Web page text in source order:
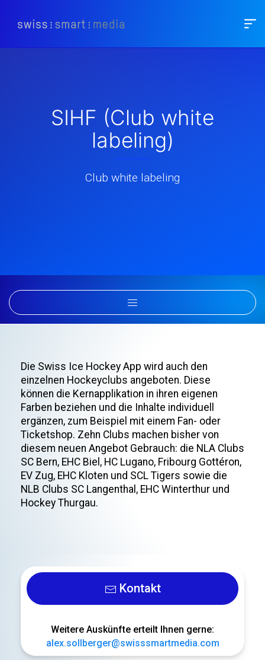
SIHF (Club white
labeling)
Club white labeling
Die Swiss Ice Hockey App wird auch den
einzelnen Hockeyclubs angeboten. Diese
können die Kernapplikation in ihren eigenen
Farben beziehen und die Inhalte individuell
ergänzen, zum Beispiel mit einem Fan- oder
Ticketshop. Zehn Clubs machen bisher von
diesem neuen Angebot Gebrauch: die NLA Clubs
SC Bern, EHC Biel, HC Lugano, Fribourg Gottéron,
EV Zug, EHC Kloten und SCL Tigers sowie die
NLB Clubs SC Langenthal, EHC Winterthur und
Hockey Thurgau.
Kontakt
Weitere Auskünfte erteilt Ihnen gerne:
alex.sollberger@swisssmartmedia.com